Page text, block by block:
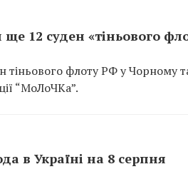
12 суден «тіньового
тіньового флоту РФ у Чорному
“МоЛоЧКа”.
в Україні на 8 серпня